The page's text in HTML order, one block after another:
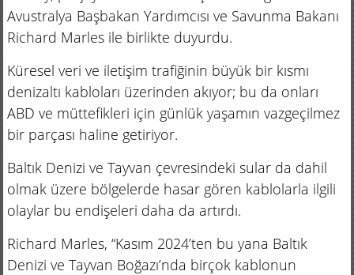
Avustralya Başbakan Yardımcısı ve Savunma Bakanı
Richard Marles ile birlikte duyurdu.
Küresel veri ve iletişim trafiğinin büyük bir kısmı
denizaltı kabloları üzerinden akıyor; bu da onları
ABD ve müttefikleri için günlük yaşamın vazgeçilmez
bir parçası haline getiriyor.
Baltık Denizi ve Tayvan çevresindeki sular da dahil
olmak üzere bölgelerde hasar gören kablolarla ilgili
olaylar bu endişeleri daha da artırdı.
Richard Marles, “Kasım 2024’ten bu yana Baltık
Denizi ve Tayvan Boğazı’nda birçok kablonun